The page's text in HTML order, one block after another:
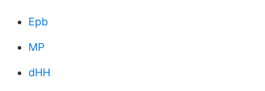
Epb
MP
dHH